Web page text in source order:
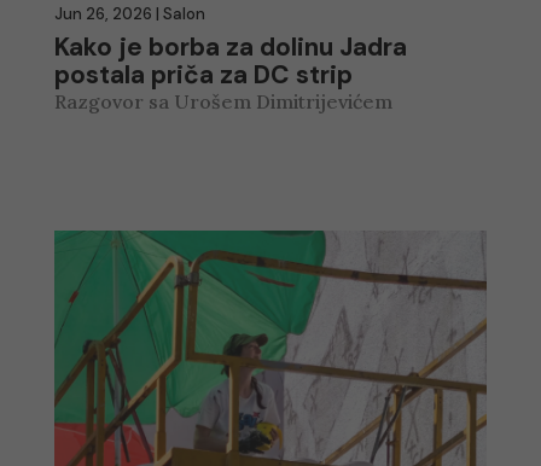
Kako je borba za dolinu Jadra
postala priča za DC strip
Jun 26, 2026 | Salon
Razgovor sa Urošem Dimitrijevićem